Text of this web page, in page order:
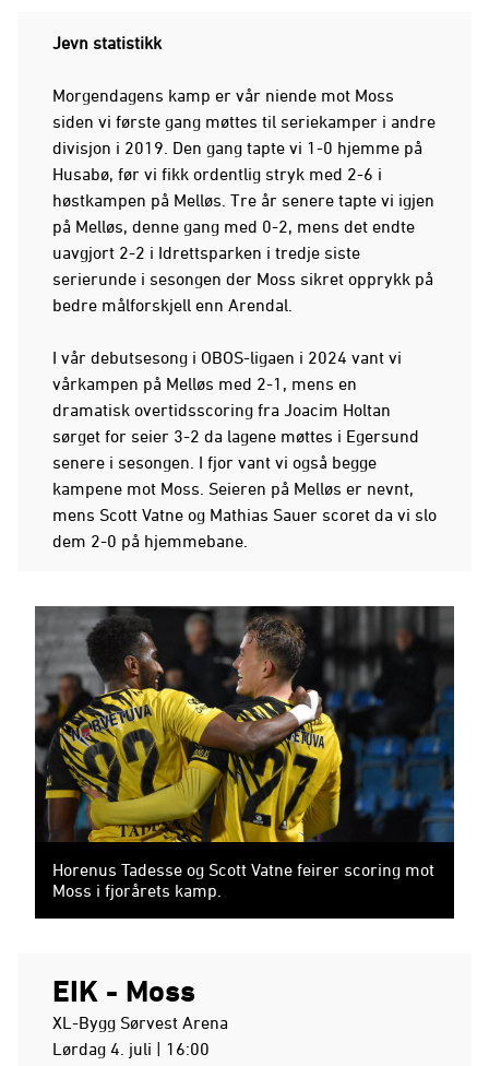
Jevn statistikk
Morgendagens kamp er vår niende mot Moss
siden vi første gang møttes til seriekamper i andre
divisjon i 2019. Den gang tapte vi 1-0 hjemme på
Husabø, før vi fikk ordentlig stryk med 2-6 i
høstkampen på Melløs. Tre år senere tapte vi igjen
på Melløs, denne gang med 0-2, mens det endte
uavgjort 2-2 i Idrettsparken i tredje siste
serierunde i sesongen der Moss sikret opprykk på
bedre målforskjell enn Arendal.
I vår debutsesong i OBOS-ligaen i 2024 vant vi
vårkampen på Melløs med 2-1, mens en
dramatisk overtidsscoring fra Joacim Holtan
sørget for seier 3-2 da lagene møttes i Egersund
senere i sesongen. I fjor vant vi også begge
kampene mot Moss. Seieren på Melløs er nevnt,
mens Scott Vatne og Mathias Sauer scoret da vi slo
dem 2-0 på hjemmebane.
Horenus Tadesse og Scott Vatne feirer scoring mot
Moss i fjorårets kamp.
EIK - Moss
XL-Bygg Sørvest Arena
Lørdag 4. juli | 16:00